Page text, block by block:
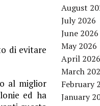
di evitare
al miglior
ed ha
August
July 2026
June 2026
May 2026
April 2026
March
February
January